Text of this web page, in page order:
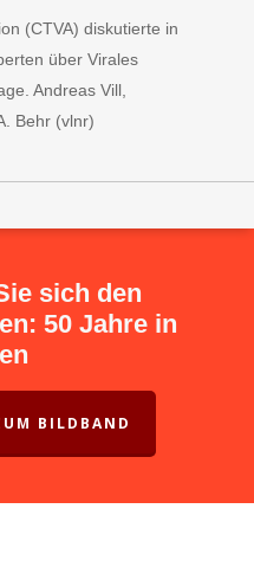
(CTVA) diskutierte in
über Virales
Andreas Vill,
Behr (vlnr)
sich den
50 Jahre in
BILDBAND